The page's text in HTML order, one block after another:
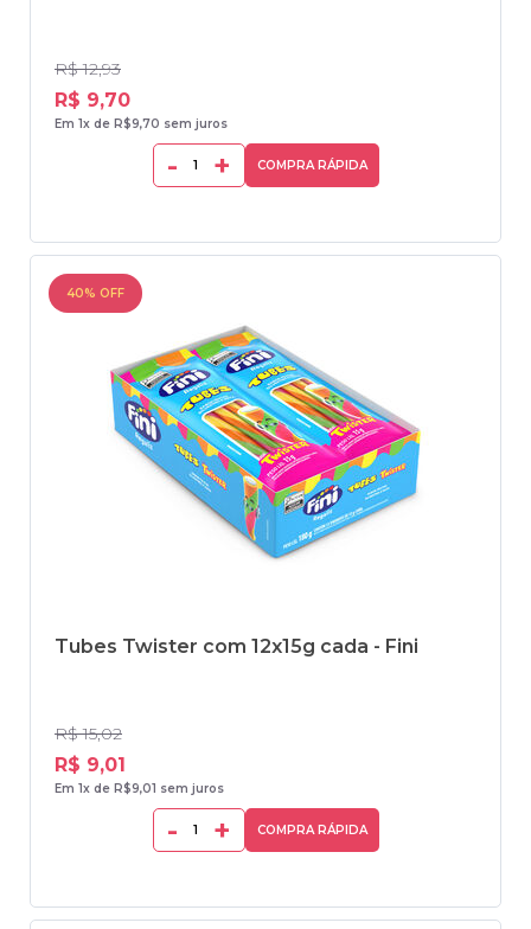
R$ 12,93
R$ 9,70
Em 1x de R$9,70 sem juros
- + COMPRA RÁPIDA
40% OFF
Tubes Twister com 12x15g cada - Fini
R$ 15,02
R$ 9,01
Em 1x de R$9,01 sem juros
- + COMPRA RÁPIDA